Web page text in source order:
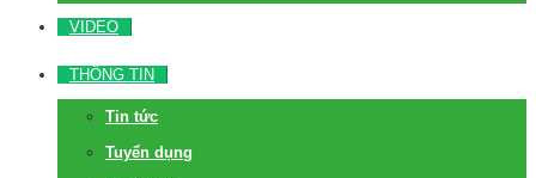
VIDEO
THÔNG TIN
Tin tức
Tuyển dụng